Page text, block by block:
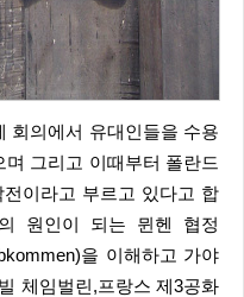
그리고 이때부터 폴란드
이라고 부르고 있다고 합
원인이 되는 뮌헨 협정
을 이해하고 가야
체임벌린,프랑스 제3공화